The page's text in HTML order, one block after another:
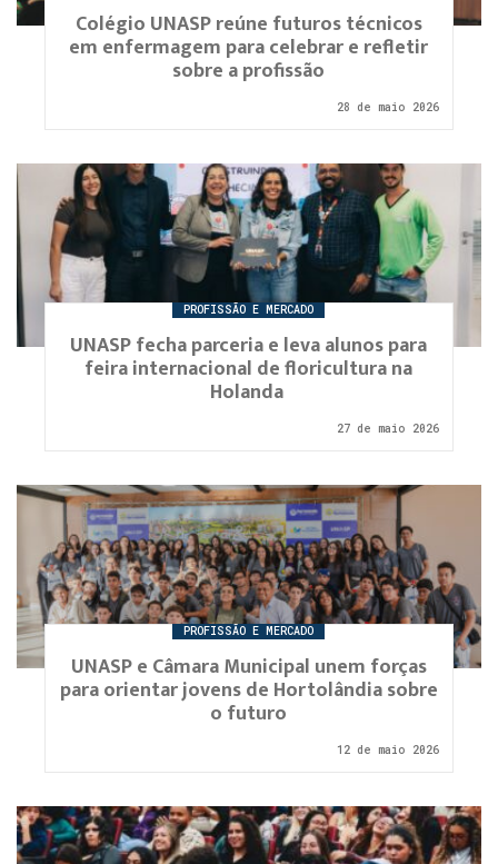
Colégio UNASP reúne futuros técnicos
em enfermagem para celebrar e refletir
sobre a profissão
28 de maio 2026
PROFISSÃO E MERCADO
UNASP fecha parceria e leva alunos para
feira internacional de floricultura na
Holanda
27 de maio 2026
PROFISSÃO E MERCADO
UNASP e Câmara Municipal unem forças
para orientar jovens de Hortolândia sobre
o futuro
12 de maio 2026